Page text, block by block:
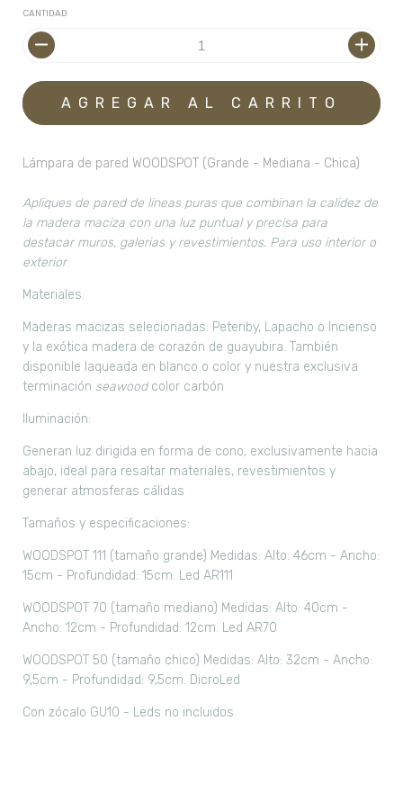
CANTIDAD
Lámpara de pared WOODSPOT (Grande - Mediana - Chica)
Apliques de pared de lineas puras que combinan la calidez de
la madera maciza con una luz puntual y precisa para
destacar muros, galerias y revestimientos. Para uso interior o
exterior
Materiales:
Maderas macizas selecionadas: Peteriby, Lapacho o Incienso
y la exótica madera de corazón de guayubira. También
disponible laqueada en blanco o color y nuestra exclusiva
terminación seawoodcolor carbón
Iluminación:
Generan luz dirigida en forma de cono, exclusivamente hacia
abajo, ideal para resaltar materiales, revestimientos y
generar atmosferas cálidas
Tamaños y especificaciones:
WOODSPOT 111 (tamaño grande) Medidas: Alto: 46cm - Ancho:
15cm - Profundidad: 15cm. Led AR111
WOODSPOT 70 (tamaño mediano) Medidas: Alto: 40cm -
Ancho: 12cm - Profundidad: 12cm. Led AR70
WOODSPOT 50 (tamaño chico) Medidas: Alto: 32cm - Ancho:
9,5cm - Profundidad: 9,5cm. DicroLed
Con zócalo GU10 - Leds no incluidos